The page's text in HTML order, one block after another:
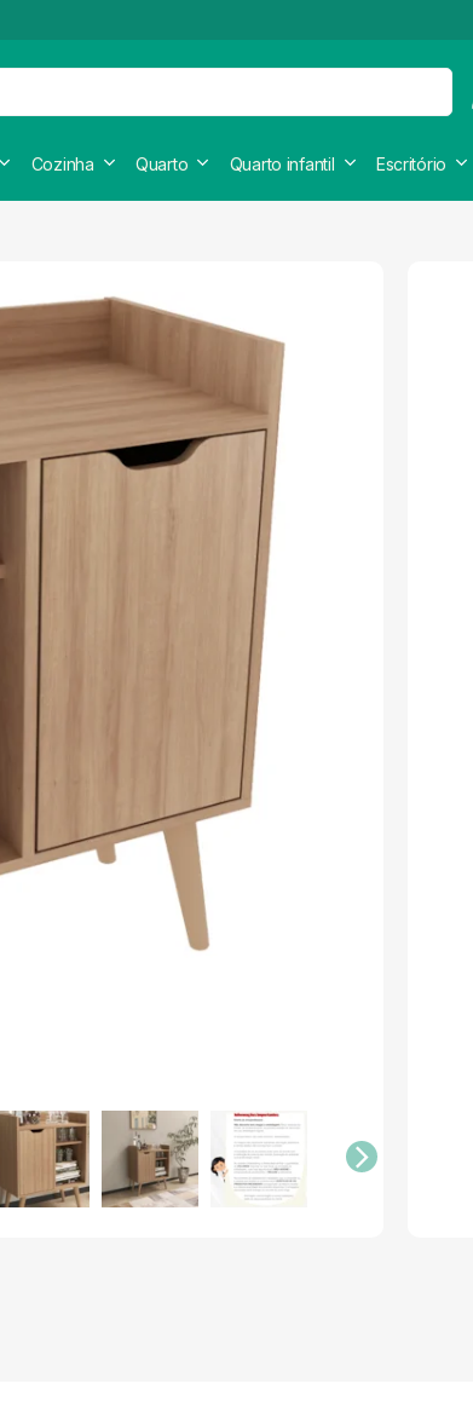
Cozinha Quarto Quarto infantil Escritório